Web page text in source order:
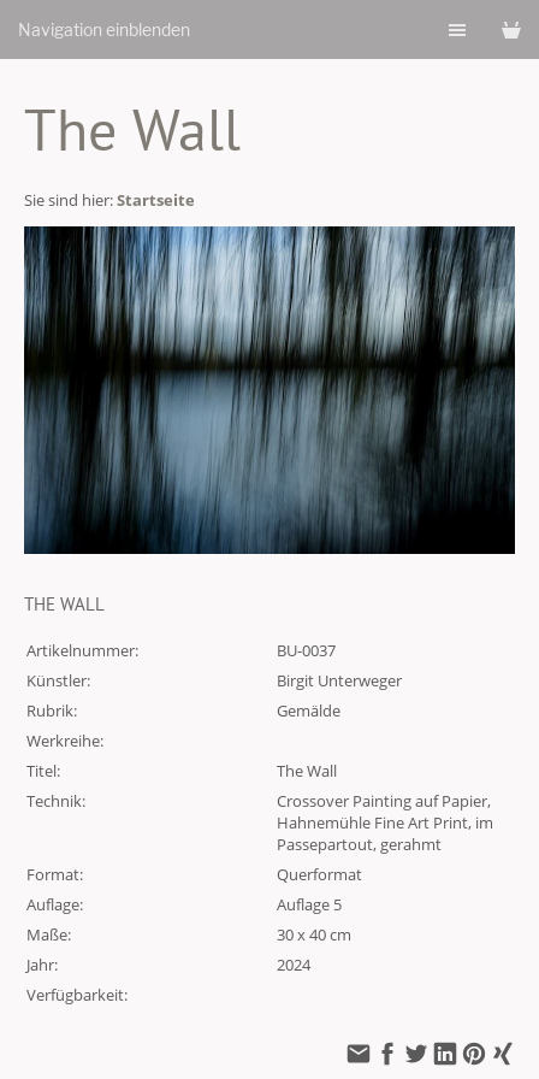
Navigation einblenden
The Wall
Sie sind hier:Startseite
THE WALL
Artikelnummer:
BU-0037
Künstler:
Birgit Unterweger
Rubrik:
Gemälde
Werkreihe:
Titel:
The Wall
Technik:
Crossover Painting auf Papier,
Hahnemühle Fine Art Print, im
Passepartout, gerahmt
Format:
Querformat
Auflage:
Auflage 5
Maße:
30 x 40 cm
Jahr:
2024
Verfügbarkeit: